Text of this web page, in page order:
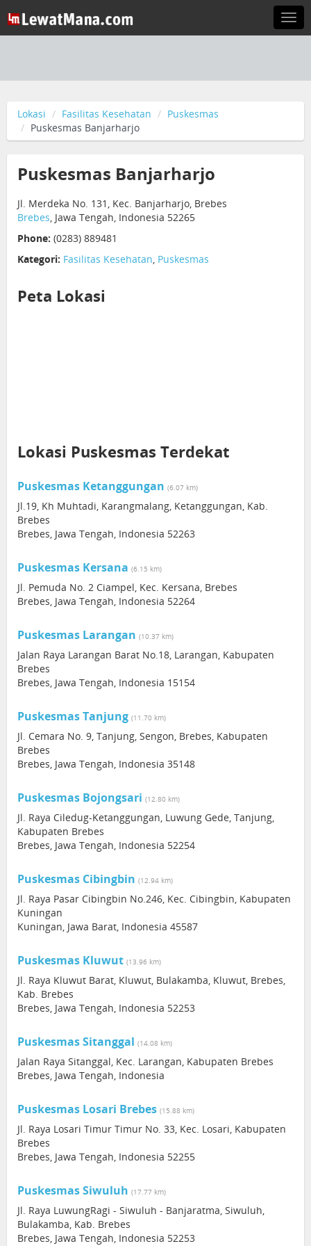
Lokasi Fasilitas Kesehatan
Puskesmas
Puskesmas Banjarharjo
Puskesmas Banjarharjo
Jl. Merdeka No. 131, Kec. Banjarharjo, Brebes
Brebes, Jawa Tengah, Indonesia 52265
Phone: (0283) 889481
Kategori: Fasilitas Kesehatan, Puskesmas
Peta Lokasi
Lokasi Puskesmas Terdekat
Puskesmas Ketanggungan (6.07 km)
Jl.19, Kh Muhtadi, Karangmalang, Ketanggungan, Kab.
Brebes
Brebes, Jawa Tengah, Indonesia 52263
Puskesmas Kersana (6.15 km)
Jl. Pemuda No. 2 Ciampel, Kec. Kersana, Brebes
Brebes, Jawa Tengah, Indonesia 52264
Puskesmas Larangan (10.37 km)
Jalan Raya Larangan Barat No.18, Larangan, Kabupaten
Brebes
Brebes, Jawa Tengah, Indonesia 15154
Puskesmas Tanjung (11.70 km)
Jl. Cemara No. 9, Tanjung, Sengon, Brebes, Kabupaten
Brebes
Brebes, Jawa Tengah, Indonesia 35148
Puskesmas Bojongsari (12.80 km)
Jl. Raya Ciledug-Ketanggungan, Luwung Gede, Tanjung,
Kabupaten Brebes
Brebes, Jawa Tengah, Indonesia 52254
Puskesmas Cibingbin (12.94 km)
Jl. Raya Pasar Cibingbin No.246, Kec. Cibingbin, Kabupaten
Kuningan
Kuningan, Jawa Barat, Indonesia 45587
Puskesmas Kluwut (13.96 km)
Jl. Raya Kluwut Barat, Kluwut, Bulakamba, Kluwut, Brebes,
Kab. Brebes
Brebes, Jawa Tengah, Indonesia 52253
Puskesmas Sitanggal (14.08 km)
Jalan Raya Sitanggal, Kec. Larangan, Kabupaten Brebes
Brebes, Jawa Tengah, Indonesia
Puskesmas Losari Brebes (15.88 km)
Jl. Raya Losari Timur Timur No. 33, Kec. Losari, Kabupaten
Brebes
Brebes, Jawa Tengah, Indonesia 52255
Puskesmas Siwuluh (17.77 km)
Jl. Raya LuwungRagi - Siwuluh - Banjaratma, Siwuluh,
Bulakamba, Kab. Brebes
Brebes, Jawa Tengah, Indonesia 52253